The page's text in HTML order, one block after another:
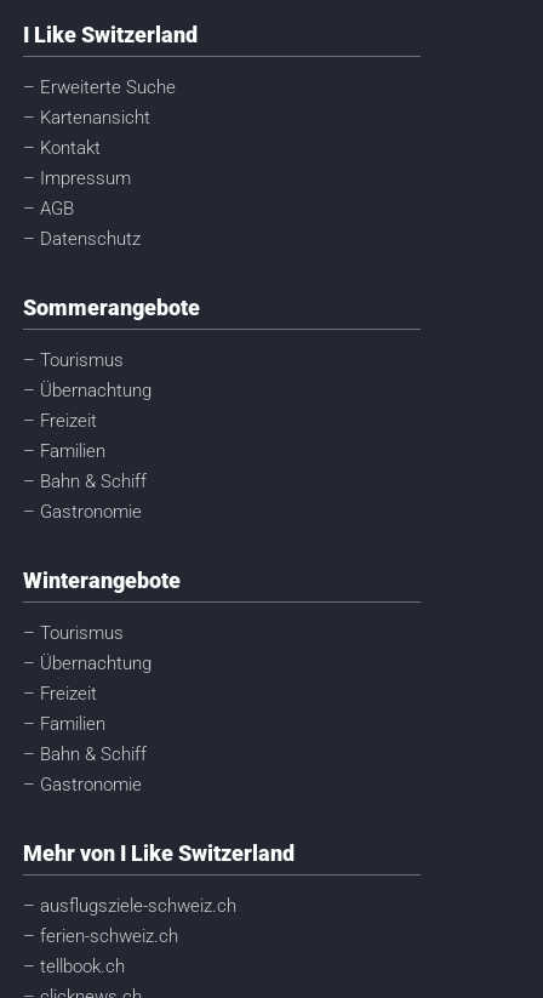
I Like Switzerland
– Erweiterte Suche
– Kartenansicht
– Kontakt
– Impressum
– AGB
– Datenschutz
Sommerangebote
– Tourismus
– Übernachtung
– Freizeit
– Familien
– Bahn & Schiff
– Gastronomie
Winterangebote
– Tourismus
– Übernachtung
– Freizeit
– Familien
– Bahn & Schiff
– Gastronomie
Mehr von I Like Switzerland
– ausflugsziele-schweiz.ch
– ferien-schweiz.ch
– tellbook.ch